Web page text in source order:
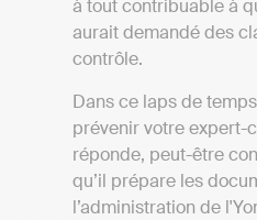
à tout contribuable à
aurait demandé des
contrôle.
Dans ce laps de
prévenir votre expert-
réponde, peut-être
qu’il prépare les
l’administration de